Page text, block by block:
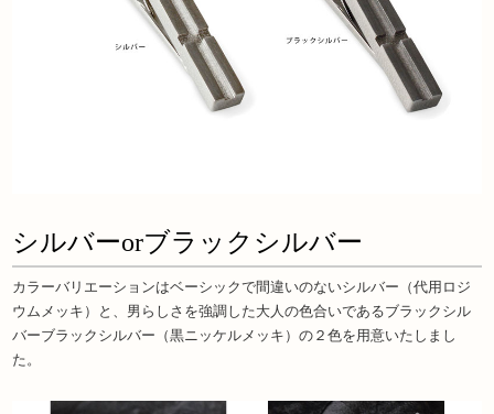
シルバーorブラックシルバー
カラーバリエーションはベーシックで間違いのないシルバー（代用ロジ
ウムメッキ）と、男らしさを強調した大人の色合いであるブラックシル
バーブラックシルバー（黒ニッケルメッキ）の２色を用意いたしまし
た。